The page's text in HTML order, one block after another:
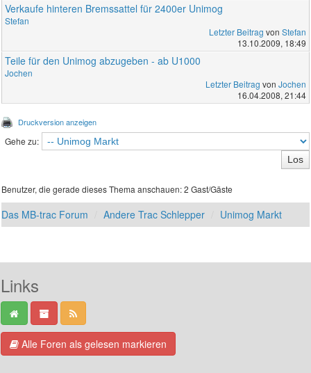
Verkaufe hinteren Bremssattel für 2400er Unimog
Stefan
Letzter Beitrag von Stefan
13.10.2009, 18:49
Teile für den Unimog abzugeben - ab U1000
Jochen
Letzter Beitrag von Jochen
16.04.2008, 21:44
Druckversion anzeigen
Gehe zu:
Benutzer, die gerade dieses Thema anschauen: 2 Gast/Gäste
Das MB-trac Forum Andere Trac Schlepper Unimog Markt
Links
Alle Foren als gelesen markieren